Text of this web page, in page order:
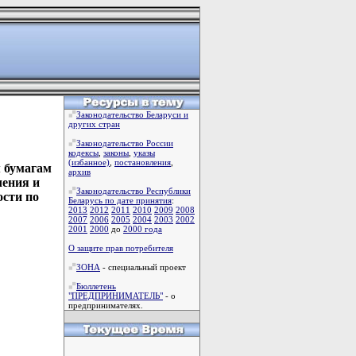
бумагам
и
по
Законодательство Беларуси и
других стран
Законодательство России
кодексы законы указы
(избанное) постановления
архив
Законодательство Республики
Беларусь по дате принятия:
2013 2012 2011 2010 2009 2008
2007 2006 2005 2004 2003 2002
2001 2000 до 2000 года
О защите прав потребителя
ЗОНА - специальный проект
Бюллетень
"ПРЕДПРИНИМАТЕЛЬ" - о
предпринимателях.